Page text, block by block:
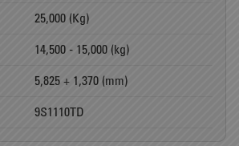
25,000 (Kg)
14,500 - 15,000 (kg)
5,825 + 1,370 (mm)
9S1110TD